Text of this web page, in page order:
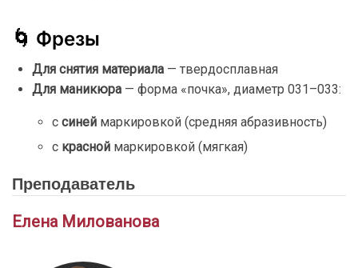
🌀 Фрезы
Для снятия материала — твердосплавная
Для маникюра — форма «почка», диаметр 031–033:
с синей маркировкой (средняя абразивность)
с красной маркировкой (мягкая)
Преподаватель
Елена Милованова